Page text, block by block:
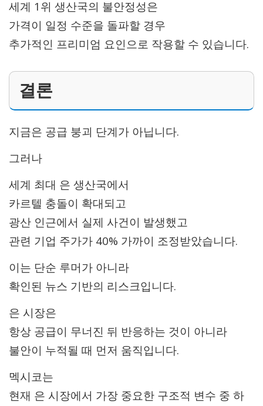
세계 1위 생산국의 불안정성은
가격이 일정 수준을 돌파할 경우
추가적인 프리미엄 요인으로 작용할 수 있습니다.
결론
지금은 공급 붕괴 단계가 아닙니다.
그러나
세계 최대 은 생산국에서
카르텔 충돌이 확대되고
광산 인근에서 실제 사건이 발생했고
관련 기업 주가가 40% 가까이 조정받았습니다.
이는 단순 루머가 아니라
확인된 뉴스 기반의 리스크입니다.
은 시장은
항상 공급이 무너진 뒤 반응하는 것이 아니라
불안이 누적될 때 먼저 움직입니다.
멕시코는
현재 은 시장에서 가장 중요한 구조적 변수 중 하